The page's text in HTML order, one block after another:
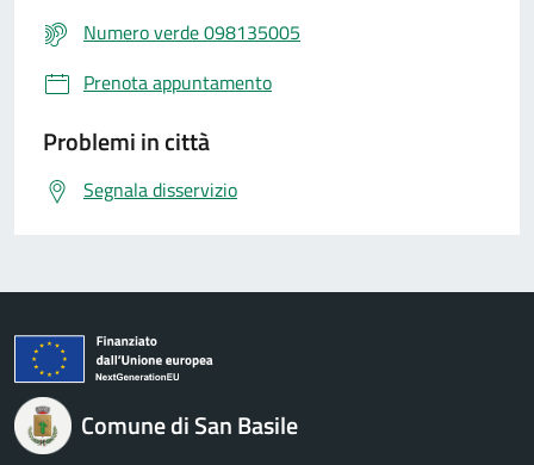
Numero verde 098135005
Prenota appuntamento
Problemi in città
Segnala disservizio
Comune di San Basile